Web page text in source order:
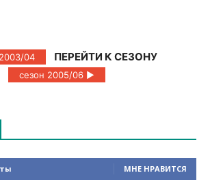
04 ПЕРЕЙТИ К СЕЗОНУ
сезон 2005/06 ►
МНЕ НРАВИТСЯ